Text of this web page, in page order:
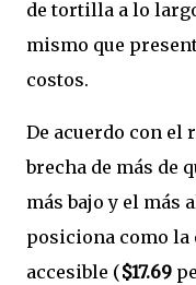
de tortilla a lo
mismo que
costos.
De acuerdo con el
brecha de más de
más bajo y el más
posiciona como la
accesible ($17.69